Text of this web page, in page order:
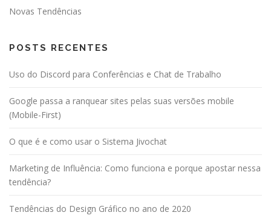
Novas Tendências
POSTS RECENTES
Uso do Discord para Conferências e Chat de Trabalho
Google passa a ranquear sites pelas suas versões mobile
(Mobile-First)
O que é e como usar o Sistema Jivochat
Marketing de Influência: Como funciona e porque apostar nessa
tendência?
Tendências do Design Gráfico no ano de 2020